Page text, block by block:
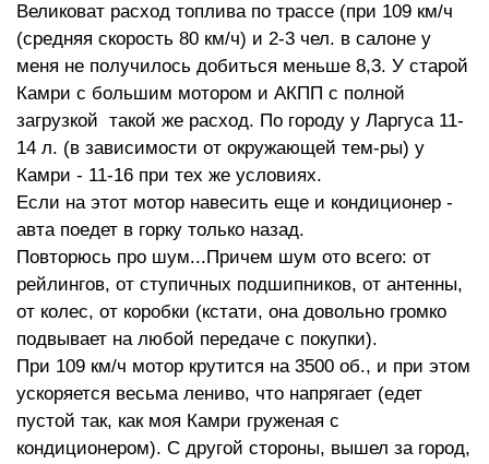
Великоват расход топлива по трассе (при 109 км/ч
(средняя скорость 80 км/ч) и 2-3 чел. в салоне у
меня не получилось добиться меньше 8,3. У старой
Камри с большим мотором и АКПП с полной
загрузкой такой же расход. По городу у Ларгуса 11-
14 л. (в зависимости от окружающей тем-ры) у
Камри - 11-16 при тех же условиях.
Если на этот мотор навесить еще и кондиционер -
авта поедет в горку только назад.
Повторюсь про шум...Причем шум ото всего: от
рейлингов, от ступичных подшипников, от антенны,
от колес, от коробки (кстати, она довольно громко
подвывает на любой передаче с покупки).
При 109 км/ч мотор крутится на 3500 об., и при этом
ускоряется весьма лениво, что напрягает (едет
пустой так, как моя Камри груженая с
кондиционером). С другой стороны, вышел за город,